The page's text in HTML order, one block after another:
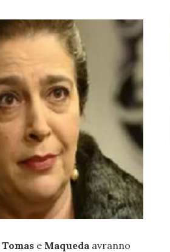
Tomas e Maqueda avranno